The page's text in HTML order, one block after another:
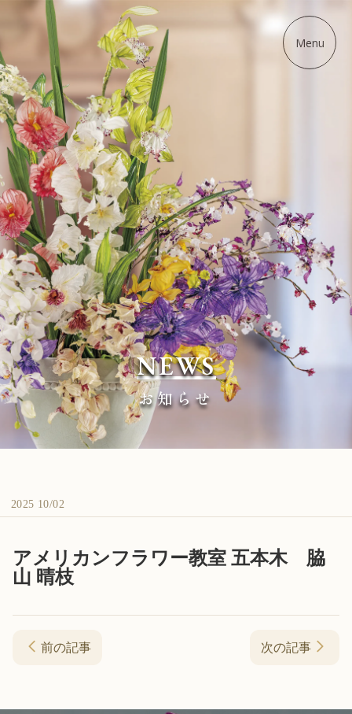
ディップアート協会
Menu
NEWS
お知らせ
2025 10/02
アメリカンフラワー教室 五本木 脇
山 晴枝
前の記事 次の記事